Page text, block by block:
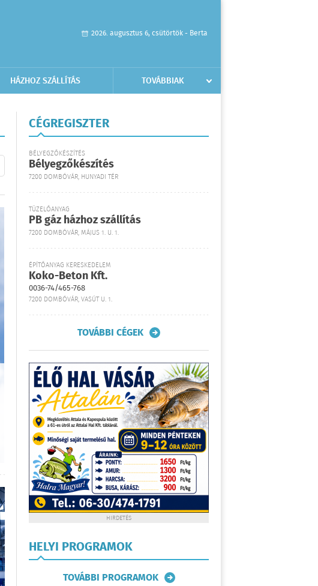
2026. augusztus 6, csütörtök - Berta
HÁZHOZ SZÁLLÍTÁS TOVÁBBIAK
CÉGREGISZTER
BÉLYEGZŐKÉSZÍTÉS
Bélyegzőkészítés
7200 DOMBÓVÁR, HUNYADI TÉR
TÜZELŐANYAG
PB gáz házhoz szállítás
7200 DOMBÓVÁR, MÁJUS 1. U. 1.
ÉPÍTŐANYAG KERESKEDELEM
Koko-Beton Kft.
0036-74/465-768
7200 DOMBÓVÁR, VASÚT U. 1.
TOVÁBBI CÉGEK
HIRDETÉS
HELYI PROGRAMOK
TOVÁBBI PROGRAMOK